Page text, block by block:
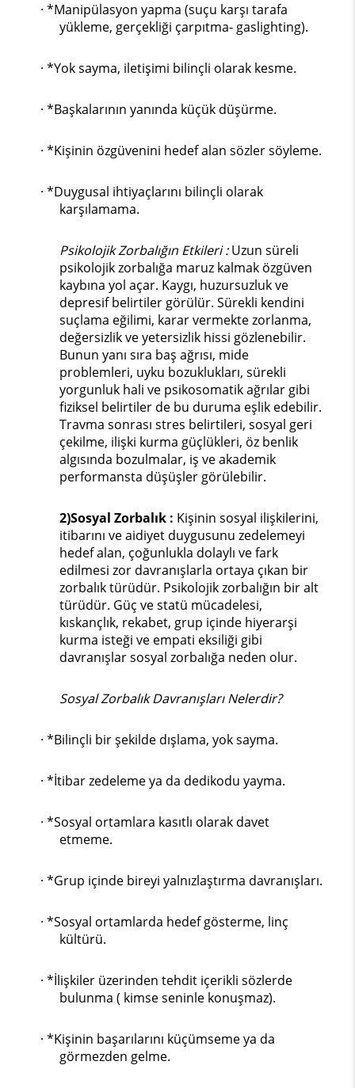
· *Manipülasyon yapma (suçu karşı tarafa
yükleme, gerçekliği çarpıtma- gaslighting).
· *Yok sayma, iletişimi bilinçli olarak kesme.
· *Başkalarının yanında küçük düşürme.
· *Kişinin özgüvenini hedef alan sözler söyleme.
· *Duygusal ihtiyaçlarını bilinçli olarak
karşılamama.
Psikolojik Zorbalığın Etkileri :Uzun süreli
psikolojik zorbalığa maruz kalmak özgüven
kaybına yol açar. Kaygı, huzursuzluk ve
depresif belirtiler görülür. Sürekli kendini
suçlama eğilimi, karar vermekte zorlanma,
değersizlik ve yetersizlik hissi gözlenebilir.
Bunun yanı sıra baş ağrısı, mide
problemleri, uyku bozuklukları, sürekli
yorgunluk hali ve psikosomatik ağrılar gibi
fiziksel belirtiler de bu duruma eşlik edebilir.
Travma sonrası stres belirtileri, sosyal geri
çekilme, ilişki kurma güçlükleri, öz benlik
algısında bozulmalar, iş ve akademik
performansta düşüşler görülebilir.
2)Sosyal Zorbalık : Kişinin sosyal ilişkilerini,
itibarını ve aidiyet duygusunu zedelemeyi
hedef alan, çoğunlukla dolaylı ve fark
edilmesi zor davranışlarla ortaya çıkan bir
zorbalık türüdür. Psikolojik zorbalığın bir alt
türüdür. Güç ve statü mücadelesi,
kıskançlık, rekabet, grup içinde hiyerarşi
kurma isteği ve empati eksiliği gibi
davranışlar sosyal zorbalığa neden olur.
Sosyal Zorbalık Davranışları Nelerdir?
· *Bilinçli bir şekilde dışlama, yok sayma.
· *İtibar zedeleme ya da dedikodu yayma.
· *Sosyal ortamlara kasıtlı olarak davet
etmeme.
· *Grup içinde bireyi yalnızlaştırma davranışları.
· *Sosyal ortamlarda hedef gösterme, linç
kültürü.
· *İlişkiler üzerinden tehdit içerikli sözlerde
bulunma ( kimse seninle konuşmaz).
· *Kişinin başarılarını küçümseme ya da
görmezden gelme.